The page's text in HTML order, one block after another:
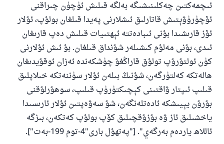
ئىچمەكتىن چەكلىنىشىگە بەلگە قىلىش ئۈچۈن چىراقنى
ئۆچۈرۈۋېتىش قاتارلىق ئىشلارنى پەيدا قىلغان بولۇپ، ئۇلار
ئۆز قارىشىدا بۇنى ئىبادەتتە ئېھتىيات قىلىش دەپ قارىغان
ئىدى، بۇنى مەلۇم كىشىلەر شۇنداق قىلغان. بۇ ئىش ئۇلارنى
كۈن ئولتۇرۇپ تولۇق قاراڭغۇ چۈشكەندە ئەزان ئوقۇيدىغان
ھالەتكە كەلتۈرگەن، شۇنىڭ بىلەن ئۇلار سۈننەتكە خىلاپلىق
قىلىپ ئىپتار ۋاقتىنى كېچىكتۈرۈپ قىلىپ، سوھۇرلۇقنى
بۇرۇن يېيىشكە ئادەتلەنگەن، شۇ سەۋەپتىن ئۇلار ئارىسىدا
ياخشىلىق ئاز ۋە بۇزۇقچىلىق كۆپ بولۇپ كەتكەن، بىزگە
ئاللاھ ياردەم بەرگەي". ["پەتھۇل بارى"4-توم 199-بەت"].